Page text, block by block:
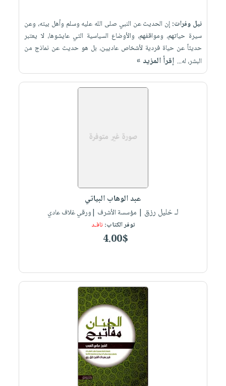
نيل وفرات: إن الحديث عن النبي صلى الله عليه وسلم وأهل بيته، وعن
سيرة حياتهم، ومواقفهم، والأوضاع السياسية التي عايشوها، لا يعتبر
حديثاً عن حياة فردية لأشخاص عاديين، بل هو حديث عن نماذج من
البشر، له... إقرأ المزيد »
عبد الوهاب البياتي
لـ خليل رزق | مؤسسة الأشرف |ورقي غلاف عادي
توفر الكتاب: نافـد
4.00$